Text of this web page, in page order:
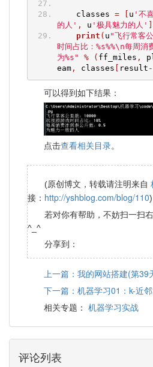
classes = u '不
的人' , u '极具魅力的人'
print ( u "飞行常客
时间占比：%s%%\n每周
为%s"
% ( ff_miles ,
eam, classes result -
可以得到如下结果：
点击查看相关目录。
(原创博文，转载请注明来自
接： http://yshblog.com/blog/110)
若对你有帮助，不妨扫一扫
^_^
分享到：
上一篇：我的网站搭建(第39
下一篇：机器学习01：k-近
相关专题： 机器学习实战
评论列表